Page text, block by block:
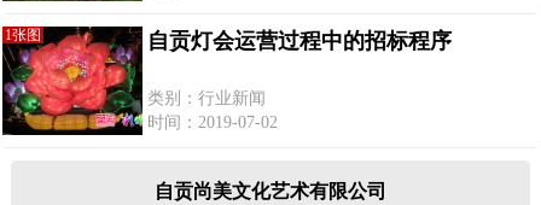
1张图 自贡灯会运营过程中的招标程序
类别：行业新闻
时间：2019-07-02
自贡尚美文化艺术有限公司